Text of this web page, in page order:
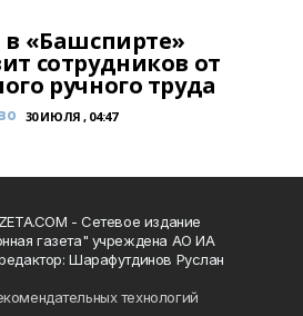
в «Башспирте»
сотрудников от
ручного труда
30 ИЮЛЯ , 04:47
- Сетевое издание
газета" учреждена АО ИА
Шарафутдинов Руслан
технологий